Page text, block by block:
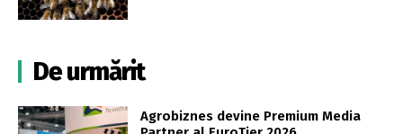
De urmărit
Agrobiznes devine Premium Media